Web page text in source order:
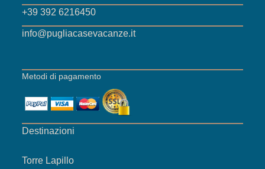
+39 392 6216450
info@pugliacasevacanze.it
Metodi di pagamento
Destinazioni
Torre Lapillo